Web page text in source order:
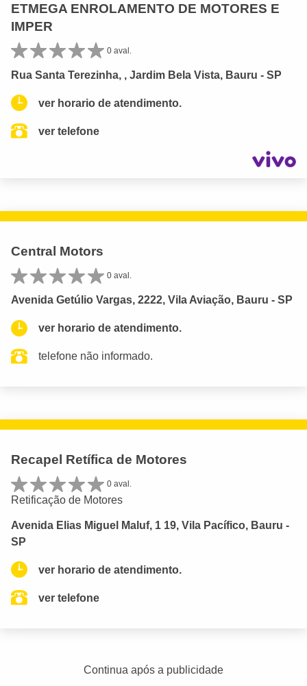
ETMEGA ENROLAMENTO DE MOTORES E
IMPER
0 aval.
Rua Santa Terezinha, , Jardim Bela Vista, Bauru - SP
ver horario de atendimento.
ver telefone
Central Motors
0 aval.
Avenida Getúlio Vargas, 2222, Vila Aviação, Bauru - SP
ver horario de atendimento.
telefone não informado.
Recapel Retífica de Motores
0 aval.
Retificação de Motores
Avenida Elias Miguel Maluf, 1 19, Vila Pacífico, Bauru -
SP
ver horario de atendimento.
ver telefone
Continua após a publicidade